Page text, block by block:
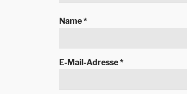
Name*
E-Mail-Adresse*